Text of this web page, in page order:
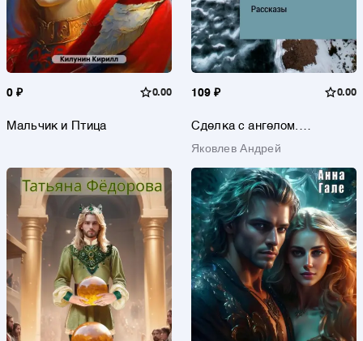
0 ₽ 0.00
Мальчик и Птица
109 ₽ 0.00
Сделка с ангелом.
Яковлев Андрей